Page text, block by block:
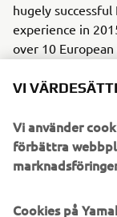
hugely
experience in
over 10
Range arrived
never been
offers the
(including new
Japan Night
VI
Vi använder
förbättra
Cookies på